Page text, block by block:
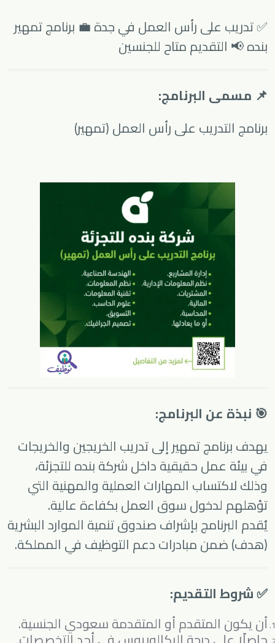
✅ تدريب على رأس العمل في جدة 💼 برنامج تمهير
بنده 📢 التقديم متاح للجنسين
📌 مسمى البرنامج:
برنامج التدريب على رأس العمل (تمهير)
🎯 نبذة عن البرنامج:
يهدف برنامج تمهير إلى تدريب الخريجين والخريجات
في بيئة عمل حقيقية داخل شركة بنده للتجزئة،
وذلك لاكتساب المهارات العملية والمهنية التي
تؤهلهم لدخول سوق العمل بكفاءة عالية.
يُقدم البرنامج بإشراف صندوق تنمية الموارد البشرية
(هدف) ضمن مبادرات دعم التوظيف في المملكة.
✅ شروط التقديم:
أن يكون المتقدم أو المتقدمة سعودي الجنسية.